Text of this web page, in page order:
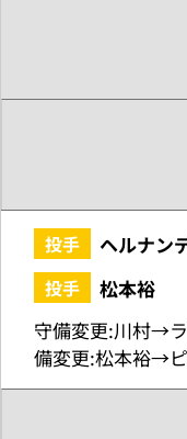
投手 ヘルナン
投手
松本裕
守備変更:川村→
備変更:松本裕→